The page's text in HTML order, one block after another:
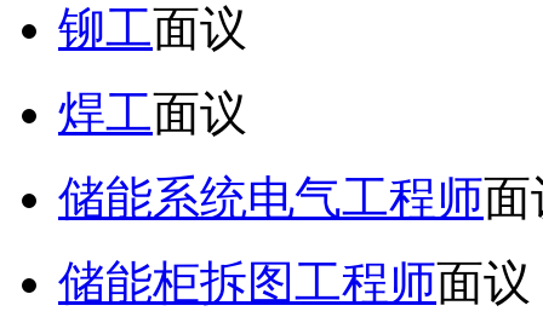
铆工面议
焊工面议
储能系统电气工程师面
储能柜拆图工程师面议